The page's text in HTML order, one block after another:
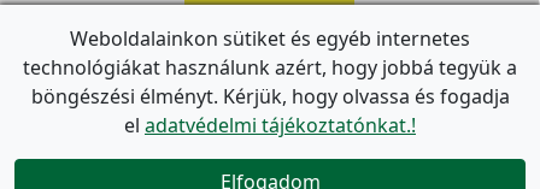
For the English Newsletter, clickHERE.

Weboldalainkon sütiket és egyéb internetes
technológiákat használunk azért, hogy jobbá tegyük a
böngészési élményt. Kérjük, hogy olvassa és fogadja
el adatvédelmi tájékoztatónkat.!
Elfogadom